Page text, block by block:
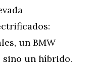
un BMW
sino un híbrido.